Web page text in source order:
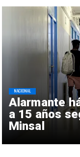
Alarmante
a 15 años
Minsal
NACIONAL